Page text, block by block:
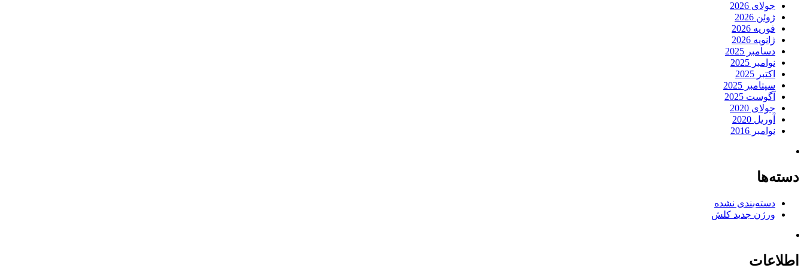
جولای 2026
ژوئن 2026
فوریه 2026
ژانویه 2026
دسامبر 2025
نوامبر 2025
اکتبر 2025
سپتامبر 2025
آگوست 2025
جولای 2020
آوریل 2020
نوامبر 2016
دسته‌ها
دسته‌بندی نشده
ورژن جدید کلش
اطلاعات